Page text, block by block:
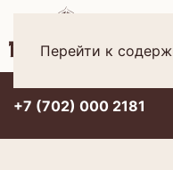
Перейти к
+7 (702) 000 2181